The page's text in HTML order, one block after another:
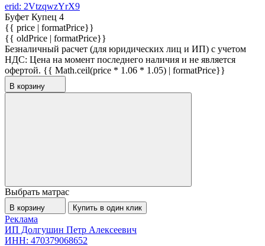
erid: 2VtzqwzYrX9
Буфет Купец 4
{{ price | formatPrice}}
{{ oldPrice | formatPrice}}
Безналичный расчет (для юридических лиц и ИП) с учетом
НДС: Цена на момент последнего наличия и не является
офертой. {{ Math.ceil(price * 1.06 * 1.05) | formatPrice}}
В корзину
Выбрать матрас
В корзину Купить в один клик
Реклама
ИП Долгушин Петр Алексеевич
ИНН: 470379068652